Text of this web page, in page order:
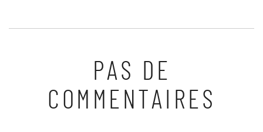
PAS DE
COMMENTAIRES